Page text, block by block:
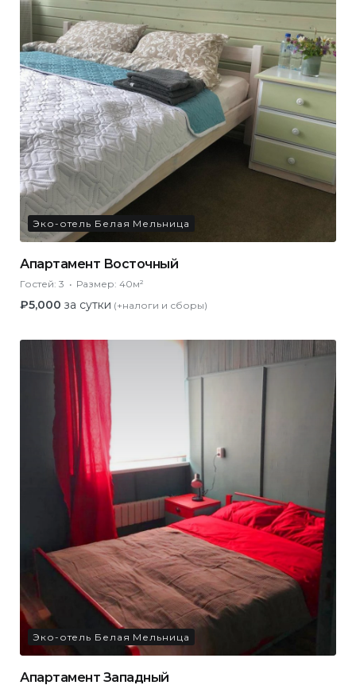
Эко-отель Белая Мельница
Апартамент Восточный
Гостей: 3 Размер: 40м²
₽5,000 за сутки (+налоги и сборы)
Эко-отель Белая Мельница
Апартамент Западный